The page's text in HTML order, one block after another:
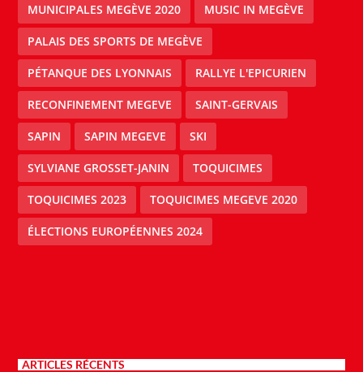
MUNICIPALES MEGÈVE 2020 MUSIC IN MEGÈVE
PALAIS DES SPORTS DE MEGÈVE
PÉTANQUE DES LYONNAIS RALLYE L'EPICURIEN
RECONFINEMENT MEGEVE SAINT-GERVAIS
SAPIN SAPIN MEGEVE SKI
SYLVIANE GROSSET-JANIN TOQUICIMES
TOQUICIMES 2023 TOQUICIMES MEGEVE 2020
ÉLECTIONS EUROPÉENNES 2024
ARTICLES RÉCENTS